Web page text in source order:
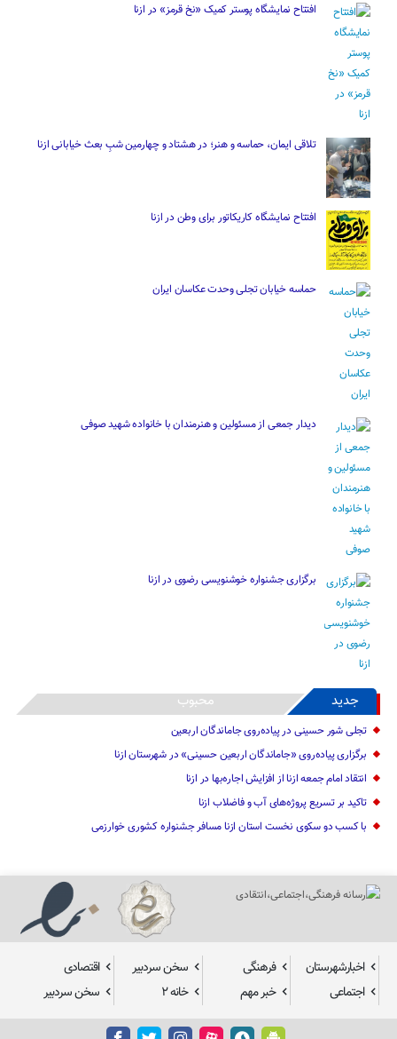
افتتاح نمایشگاه پوستر کمیک «نخ قرمز» در ازنا
تلاقی ایمان، حماسه و هنر؛ در هشتاد و چهارمین شبِ بعث خیابانی ازنا
افتتاح نمایشگاه کاریکاتور برای وطن در ازنا
حماسه خیابان تجلی وحدت عکاسان ایران
دیدار جمعی از مسئولین و هنرمندان با خانواده شهید صوفی
برگزاری جشنواره خوشنویسی رضوی در ازنا
جدید محبوب
تجلی شور حسینی در پیاده‌روی جاماندگان اربعین
برگزاری پیاده‌روی «جاماندگان اربعین حسینی» در شهرستان ازنا
انتقاد امام جمعه ازنا از افزایش اجاره‌بها در ازنا
تاکید بر تسریع پروژه‌های آب و فاضلاب ازنا
با کسب دو سکوی نخست استان ازنا مسافر جشنواره کشوری خوارزمی
اخبارشهرستان فرهنگی سخن سردبیر
اقتصادی
اجتماعی
خبر مهم خانه ۲ سخن سردبیر